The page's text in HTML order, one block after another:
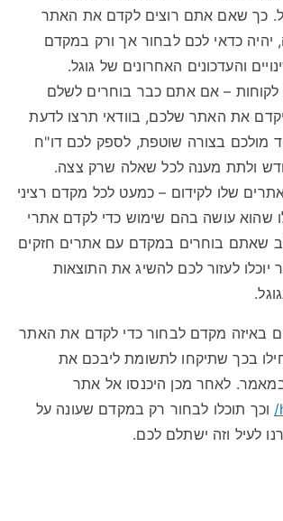
כך שאם אתם רוצים לקדם את האתר
כדאי לכם לבחור אך ורק במקדם
והעדכונים האחרונים של גוגל.
לקוחות – אם אתם כבר בוחרים לשלם
את האתר שלכם, בוודאי תרצו לדעת
מולכם בצורה שוטפת, לספק לכם דו"ח
ולתת מענה לכל שאלה שרק צצה.
שלו לקידום – כמעט לכל מקדם רציני
שהוא עושה בהם שימוש כדי לקדם אתרי
שאתם בוחרים במקדם עם אתרים חזקים
לעזור לכם להשיג את התוצאות
באיזה מקדם לבחור כדי לקדם את האתר
בכך שתיקחו לתשומת ליבכם את
לאחר מכן היכנסו אל אתר
וכך תוכלו לבחור רק במקדם שעונה על
לעיל וזה ישתלם לכם.